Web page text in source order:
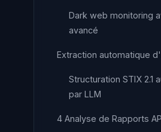
Dark web monitoring
avancé
Extraction automatique
Structuration STIX 2.1
par LLM
4 Analyse de Rapports